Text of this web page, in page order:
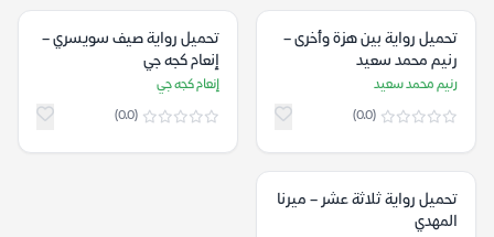
تحميل رواية بين هزة وأخرى –
رنيم محمد سعيد
رنيم محمد سعيد
(0.0)
تحميل رواية صيف سويسري –
إنعام كجه جي
إنعام كجه جي
(0.0)
تحميل رواية ثلاثة عشر – ميرنا
المهدي